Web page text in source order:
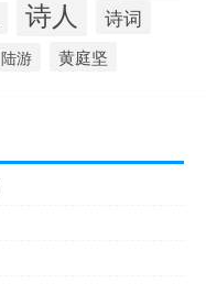
诗人 诗词
陆游 黄庭坚